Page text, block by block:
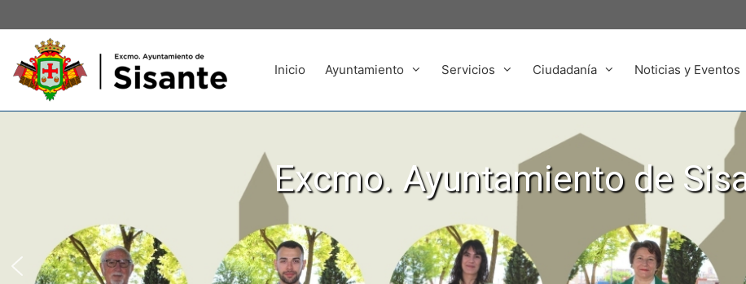
Inicio Ayuntamiento Servicios Ciudadanía Noticias y Eventos
Excmo. Ayuntamiento de